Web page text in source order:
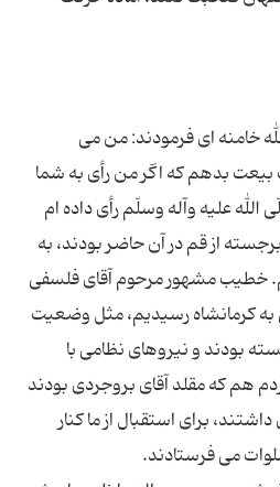
خامنه ای فرمودند: من می
بدهم كه اگر من رأی به شما
كه 24 روحانی برجسته از قم در آن حاضر بودند، به
خطیب مشهور مرحوم آقای فلسفی
كرمانشاه رسیدیم، مثل وضعیت
بودند و نیروهای نظامی با
هم كه مقلد آقای بروجردی بودند
برای استقبال از ما كنار